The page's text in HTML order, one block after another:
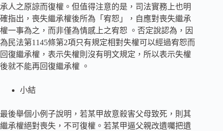
承人之原諒而復權。但值得注意的是，司法實務上也明
確指出，喪失繼承權後所為「宥恕」，自應對喪失繼承
權一事為之，而非僅為情感上之宥恕 。否定說認為，因
為民法第1145條第2項只有規定相對失權可以經過宥恕而
回復繼承權，表示失權則沒有明文規定，所以表示失權
後就不能再回復繼承權 。
小結
最後舉個小例子說明，若某甲故意殺害父母致死，則其
繼承權絕對喪失，不可復權。若某甲逼父親改遺囑把遺